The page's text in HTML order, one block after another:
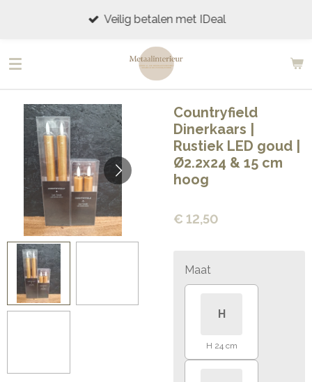
de
Veilig betalen met IDeal
Countryfield
Dinerkaars |
Rustiek LED goud |
Ø2.2x24 & 15 cm
hoog
€ 12,50
Maat
H
H 24 cm